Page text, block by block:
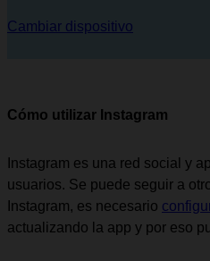
Cambiar dispositivo
Cómo utilizar Instagram
Instagram es una red social y
usuarios. Se puede seguir a
Instagram, es necesario
actualizando la app y por eso